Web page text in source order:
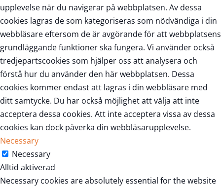
upplevelse när du navigerar på webbplatsen. Av dessa
cookies lagras de som kategoriseras som nödvändiga i din
webbläsare eftersom de är avgörande för att webbplatsens
grundläggande funktioner ska fungera. Vi använder också
tredjepartscookies som hjälper oss att analysera och
förstå hur du använder den här webbplatsen. Dessa
cookies kommer endast att lagras i din webbläsare med
ditt samtycke. Du har också möjlighet att välja att inte
acceptera dessa cookies. Att inte acceptera vissa av dessa
cookies kan dock påverka din webbläsarupplevelse.
Necessary
Necessary
Alltid aktiverad
Necessary cookies are absolutely essential for the website